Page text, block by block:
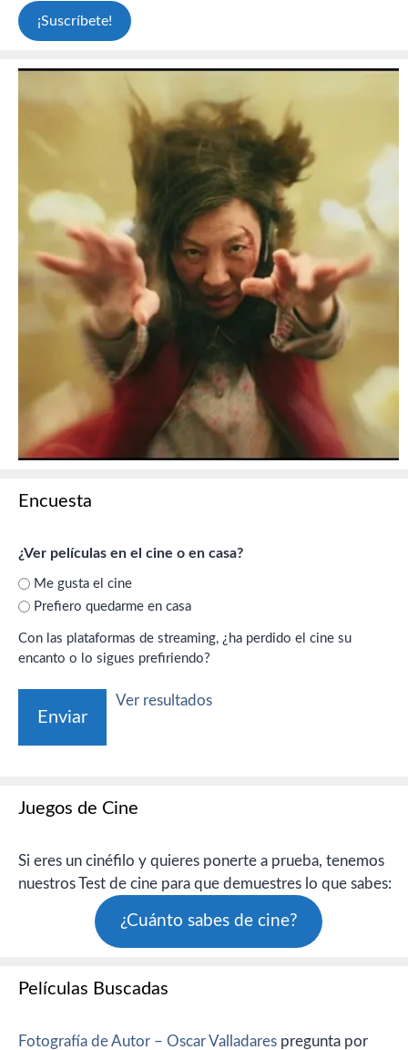
Encuesta
¿Ver películas en el cine o en casa?
Me gusta el cine
Prefiero quedarme en casa
Con las plataformas de streaming, ¿ha perdido el cine su
encanto o lo sigues prefiriendo?
Ver resultados
Juegos de Cine
Si eres un cinéfilo y quieres ponerte a prueba, tenemos
nuestros Test de cine para que demuestres lo que sabes:
¿Cuánto sabes de cine?
Películas Buscadas
Fotografía de Autor – Oscar Valladares pregunta por